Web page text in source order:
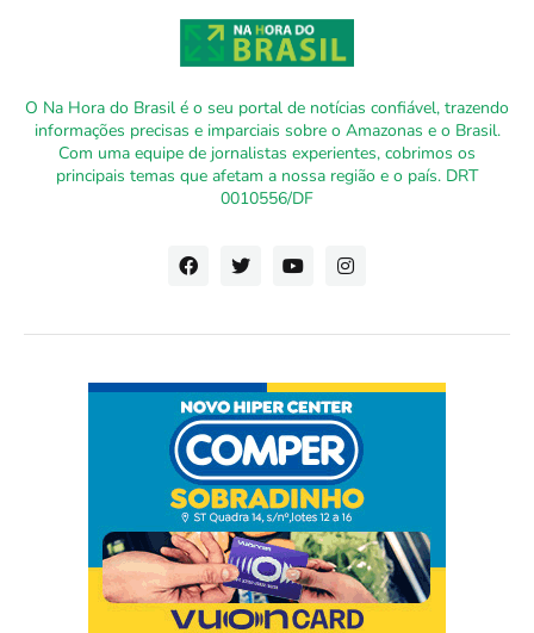
O Na Hora do Brasil é o seu portal de notícias confiável, trazendo
informações precisas e imparciais sobre o Amazonas e o Brasil.
Com uma equipe de jornalistas experientes, cobrimos os
principais temas que afetam a nossa região e o país. DRT
0010556/DF